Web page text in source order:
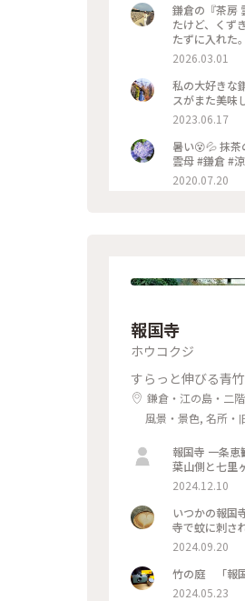
鎌倉の『茶房
たけど、くず
たずに入れた
間くらいなら、並んでも食べたい
鎌倉
2026.03.01
私の大好きな
スがまた美味
2023.06.17
暑い😵💦 抹
雲母 #鎌倉 #
2020.07.20
報国寺
ホウコクジ
すらっと伸びる青
鎌倉・江の島・二
風景・景色, 名所・
報国寺 一条恵観山荘から数分で行けるので寄ってみました こちらはちようど見頃でした！ そして夕暮れの由比ヶ浜
葉山側と七里
2024.12.10
いつかの報国
2024.09.20
2024.05.23